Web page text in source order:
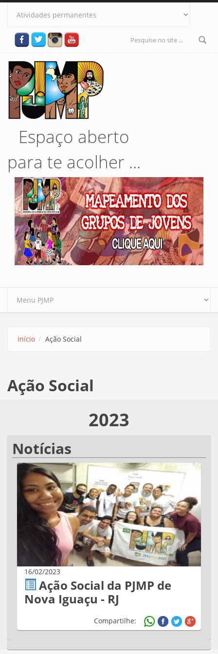
Pular para o conteúdo principal
Formulário
Espaço aberto
para te acolher ...
Início Ação Social
Ação Social
2023
Notícias
16/02/2023
Ação Social da PJMP de
Nova Iguaçu - RJ
Compartilhe: